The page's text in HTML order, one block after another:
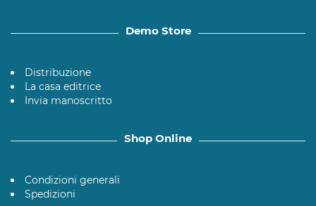
Demo Store
Distribuzione
La casa editrice
Invia manoscritto
Shop Online
Condizioni generali
Spedizioni